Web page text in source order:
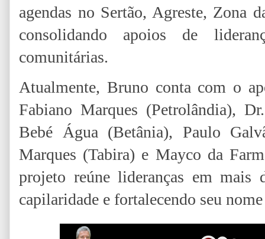
agendas no Sertão, Agreste, Zona
consolidando apoios de
comunitárias.
Atualmente, Bruno conta com o
Fabiano Marques (Petrolândia),
Bebé Água (Betânia), Paulo
Marques (Tabira) e Mayco da
projeto reúne lideranças em
capilaridade e fortalecendo seu